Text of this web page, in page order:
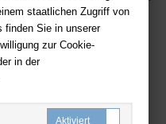
staatlichen Zugriff von
finden Sie in unserer
zur Cookie-
in der